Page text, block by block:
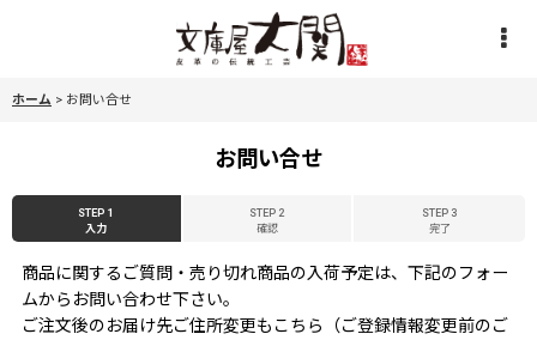
ホーム > お問い合せ
お問い合せ
STEP 1
入力
STEP 2
確認
STEP 3
完了
商品に関するご質問・売り切れ商品の入荷予定は、下記のフォー
ムからお問い合わせ下さい。
ご注文後のお届け先ご住所変更もこちら（ご登録情報変更前のご